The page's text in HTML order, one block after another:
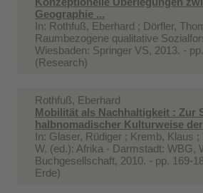
Geographie ...
In: Rothfuß, Eberhard ; Dörfler,
Raumbezogene qualitative
Wiesbaden: Springer VS, 2013. -
(Research)
Rothfuß, Eberhard
Mobilität als Nachhaltigkeit : Zur
halbnomadischer Kulturweise
In: Glaser, Rüdiger ; Kremb, Klaus ;
W. (ed.): Afrika - Darmstadt: WBG,
Buchgesellschaft, 2010. - pp. 169-
Erde)